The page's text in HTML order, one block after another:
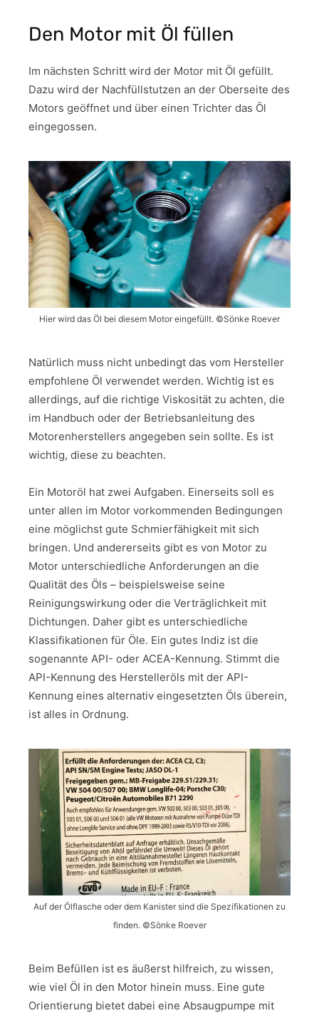
Den Motor mit Öl füllen
Im nächsten Schritt wird der Motor mit Öl gefüllt.
Dazu wird der Nachfüllstutzen an der Oberseite des
Motors geöffnet und über einen Trichter das Öl
eingegossen.
Hier wird das Öl bei diesem Motor eingefüllt. ©Sönke Roever
Natürlich muss nicht unbedingt das vom Hersteller
empfohlene Öl verwendet werden. Wichtig ist es
allerdings, auf die richtige Viskosität zu achten, die
im Handbuch oder der Betriebsanleitung des
Motorenherstellers angegeben sein sollte. Es ist
wichtig, diese zu beachten.
Ein Motoröl hat zwei Aufgaben. Einerseits soll es
unter allen im Motor vorkommenden Bedingungen
eine möglichst gute Schmierfähigkeit mit sich
bringen. Und andererseits gibt es von Motor zu
Motor unterschiedliche Anforderungen an die
Qualität des Öls – beispielsweise seine
Reinigungswirkung oder die Verträglichkeit mit
Dichtungen. Daher gibt es unterschiedliche
Klassifikationen für Öle. Ein gutes Indiz ist die
sogenannte API- oder ACEA-Kennung. Stimmt die
API-Kennung des Herstelleröls mit der API-
Kennung eines alternativ eingesetzten Öls überein,
ist alles in Ordnung.
Auf der Ölflasche oder dem Kanister sind die Spezifikationen zu
finden. ©Sönke Roever
Beim Befüllen ist es äußerst hilfreich, zu wissen,
wie viel Öl in den Motor hinein muss. Eine gute
Orientierung bietet dabei eine Absaugpumpe mit